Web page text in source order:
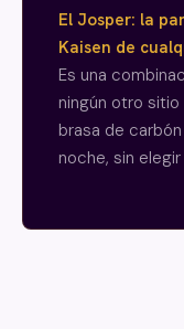
El Josper: la
Kaisen de
Es una
ningún otro
brasa de
noche, sin